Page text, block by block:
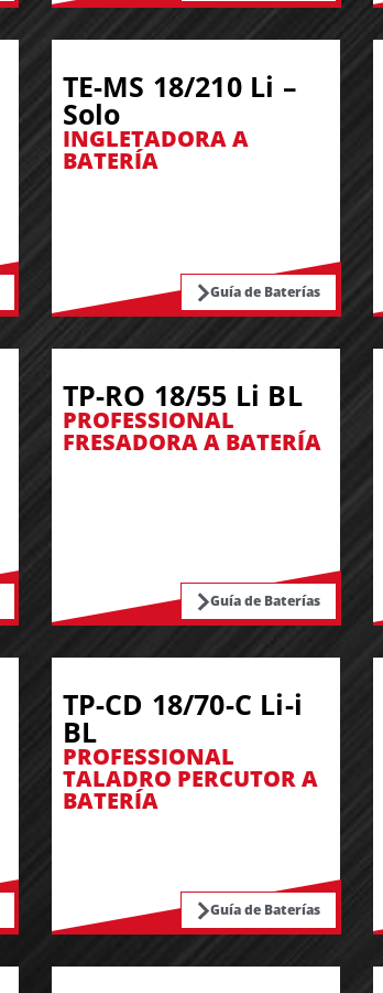
TE-MS 18/210 Li –
Solo
INGLETADORA A
BATERÍA
Guía de Baterías
TP-RO 18/55 Li BL
PROFESSIONAL
FRESADORA A BATERÍA
Guía de Baterías
TP-CD 18/70-C Li-i
BL
PROFESSIONAL
TALADRO PERCUTOR A
BATERÍA
Guía de Baterías